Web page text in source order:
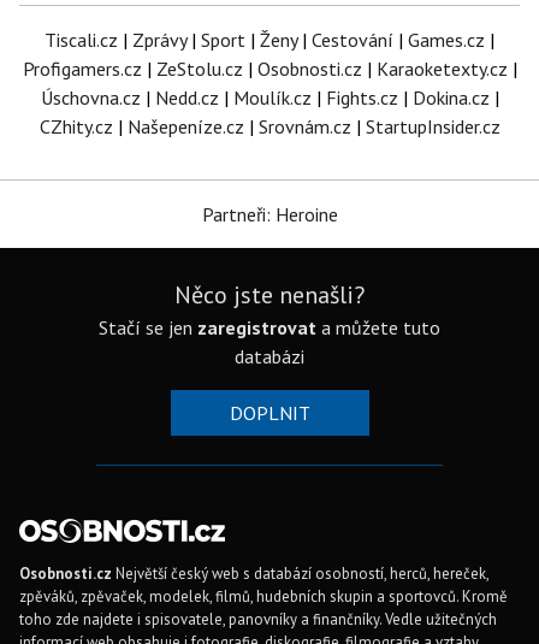
Tiscali.cz | Zprávy| Sport | Ženy| Cestování | Games.cz |
Profigamers.cz | ZeStolu.cz | Osobnosti.cz | Karaoketexty.cz |
Úschovna.cz | Nedd.cz | Moulík.cz | Fights.cz | Dokina.cz |
CZhity.cz | Našepeníze.cz | Srovnám.cz | StartupInsider.cz
Partneři: Heroine
Něco jste nenašli?
Stačí se jen zaregistrovat a můžete tuto
databázi
DOPLNIT
Osobnosti.cz Největší český web s databází osobností, herců, hereček,
zpěváků, zpěvaček, modelek, filmů, hudebních skupin a sportovců. Kromě
toho zde najdete i spisovatele, panovníky a finančníky. Vedle užitečných